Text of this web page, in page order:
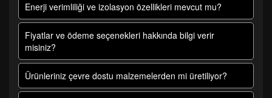
Enerji verimliliği ve izolasyon özellikleri mevcut mu?
Fiyatlar ve ödeme seçenekleri hakkında bilgi verir
misiniz?
Ürünleriniz çevre dostu malzemelerden mi üretiliyor?